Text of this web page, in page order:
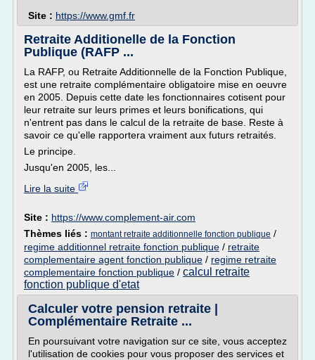
Site : https://www.gmf.fr
Retraite Additionelle de la Fonction
Publique (RAFP ...
La RAFP, ou Retraite Additionnelle de la Fonction Publique,
est une retraite complémentaire obligatoire mise en oeuvre
en 2005. Depuis cette date les fonctionnaires cotisent pour
leur retraite sur leurs primes et leurs bonifications, qui
n'entrent pas dans le calcul de la retraite de base. Reste à
savoir ce qu'elle rapportera vraiment aux futurs retraités.
Le principe.
Jusqu'en 2005, les...
Lire la suite
Site : https://www.complement-air.com
Thèmes liés : montant retraite additionnelle fonction publique /
regime additionnel retraite fonction publique / retraite
complementaire agent fonction publique / regime retraite
complementaire fonction publique / calcul retraite
fonction publique d'etat
Calculer votre pension retraite |
Complémentaire Retraite ...
En poursuivant votre navigation sur ce site, vous acceptez
l'utilisation de cookies pour vous proposer des services et